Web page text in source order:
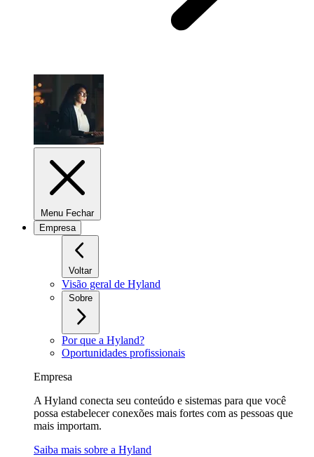
Menu Fechar
Empresa
Voltar
Visão geral de Hyland
Sobre
Por que a Hyland?
Oportunidades profissionais
Empresa
A Hyland conecta seu conteúdo e sistemas para que você
possa estabelecer conexões mais fortes com as pessoas que
mais importam.
Saiba mais sobre a Hyland